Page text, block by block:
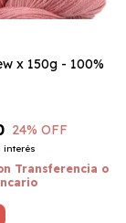
x 150g - 100%
24% OFF
interés
Transferencia o